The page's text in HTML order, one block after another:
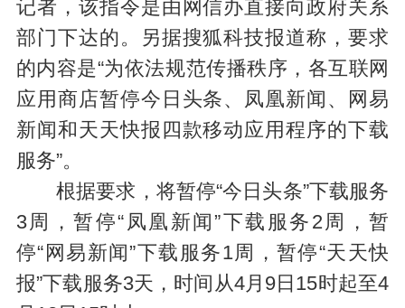
记者，该指令是由网信办直接向政府关系
部门下达的。另据搜狐科技报道称，要求
的内容是“为依法规范传播秩序，各互联网
应用商店暂停今日头条、凤凰新闻、网易
新闻和天天快报四款移动应用程序的下载
服务”。
根据要求，将暂停“今日头条”下载服务
3周，暂停“凤凰新闻”下载服务2周，暂
停“网易新闻”下载服务1周，暂停“天天快
报”下载服务3天，时间从4月9日15时起至4